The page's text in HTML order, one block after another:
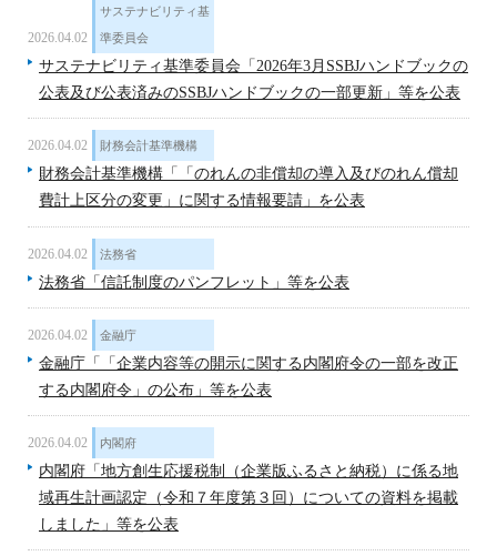
2026.04.02
サステナビリティ基
準委員会
サステナビリティ基準委員会「2026年3月SSBJハンドブックの
公表及び公表済みのSSBJハンドブックの一部更新」等を公表
2026.04.02 財務会計基準機構
財務会計基準機構「「のれんの非償却の導入及びのれん償却
費計上区分の変更」に関する情報要請」を公表
2026.04.02 法務省
法務省「信託制度のパンフレット」等を公表
2026.04.02 金融庁
金融庁「「企業内容等の開示に関する内閣府令の一部を改正
する内閣府令」の公布」等を公表
2026.04.02 内閣府
内閣府「地方創生応援税制（企業版ふるさと納税）に係る地
域再生計画認定（令和７年度第３回）についての資料を掲載
しました」等を公表